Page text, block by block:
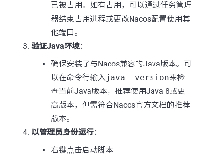
已被占用。如有占用，可以通过任务管理
器结束占用进程或更改Nacos配置使用其
他端口。
验证Java环境：
确保安装了与Nacos兼容的Java版本。可
以在命令行输入java -version来检
查当前Java版本，推荐使用Java 8或更
高版本，但需符合Nacos官方文档的推荐
版本。
以管理员身份运行：
右键点击启动脚本